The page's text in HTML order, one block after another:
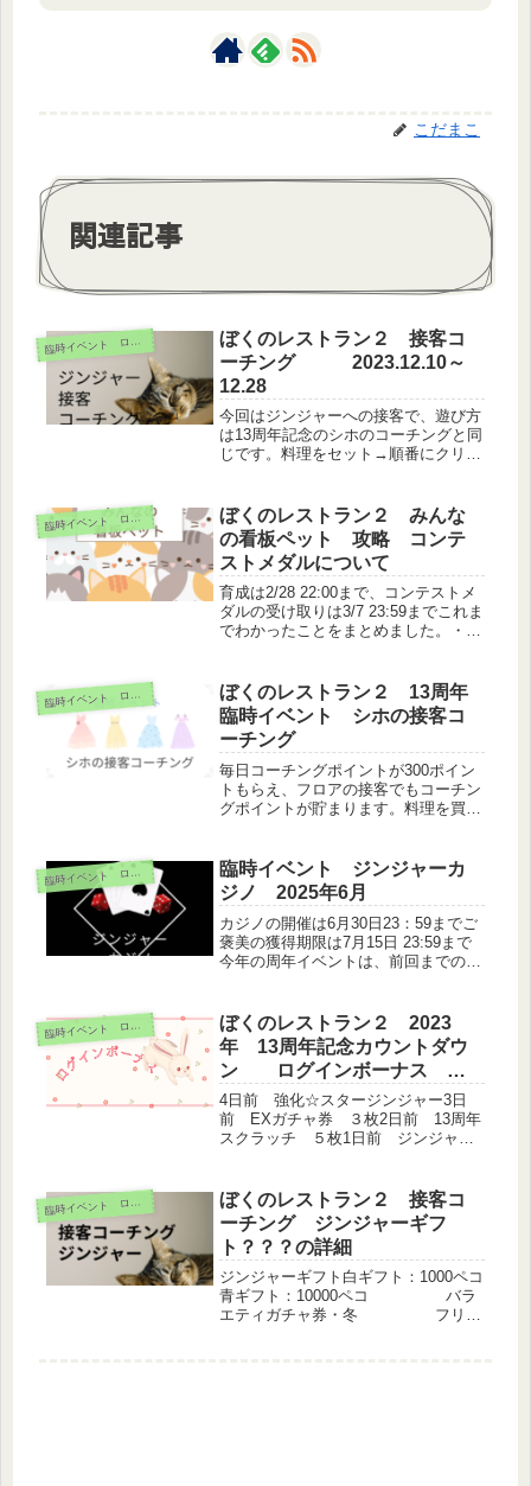
こだまこ
関連記事
臨
時イベント ログボ
ぼくのレストラン２ 接客コ
ーチング 2023.12.10～
12.28
今回はジンジャーへの接客で、遊び方
は13周年記念のシホのコーチングと同
じです。料理をセット→順番にクリッ
ンジャー 中華魔法ジンジャー フレ
ンチ王様ジンジャー 和食※12月2...
臨
時イベント ログボ
ぼくのレストラン２ みんな
の看板ペット 攻略 コンテ
ストメダルについて
育成は2/28 22:00まで、コンテストメ
ダルの受け取りは3/7 23:59までこれま
でわかったことをまとめました。・コ
れる・ペットのステータスは交流所全
員で共有・ステー...
臨
時イベント ログボ
ぼくのレストラン２ 13周年
臨時イベント シホの接客コ
ーチング
毎日コーチングポイントが300ポイン
トもらえ、フロアの接客でもコーチン
グポイントが貯まります。料理を買っ
できます。シホのコーチングは1時
間・300コーチptが必要シホは全部...
臨
時イベント ログボ
臨時イベント ジンジャーカ
ジノ 2025年6月
カジノの開催は6月30日23：59までご
褒美の獲得期限は7月15日 23:59まで
今年の周年イベントは、前回までの周
す。ペコかジンジャーエールを賭け
betするカジノポイントや...
臨
時イベント ログボ
ぼくのレストラン２ 2023
年 13周年記念カウントダウ
ン ログインボーナス 内
容
4日前 強化☆スタージンジャー3日
前 EXガチャ券 ３枚2日前 13周年
スクラッチ ５枚1日前 ジンジャー
ラッチ、期間限定パネルも公開されま
した。みんなで楽しめる６月に...
臨
時イベント ログボ
ぼくのレストラン２ 接客コ
ーチング ジンジャーギフ
ト？？？の詳細
ジンジャーギフト白ギフト：1000ペコ
青ギフト：10000ペコ バラ
エティガチャ券・冬 フリー